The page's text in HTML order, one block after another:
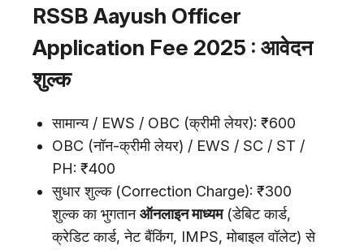
RSSB Aayush Officer
Application Fee 2025 : आवेदन
शुल्क
सामान्य / EWS / OBC (क्रीमी लेयर): ₹600
OBC (नॉन-क्रीमी लेयर) / EWS / SC / ST /
PH: ₹400
सुधार शुल्क (Correction Charge): ₹300
शुल्क का भुगतानऑनलाइन माध्यम(डेबिट कार्ड,
क्रेडिट कार्ड, नेट बैंकिंग, IMPS, मोबाइल वॉलेट) से